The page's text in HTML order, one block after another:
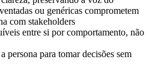
ou genéricas comprometem
com stakeholders
entre si por comportamento, não
persona para tomar decisões sem